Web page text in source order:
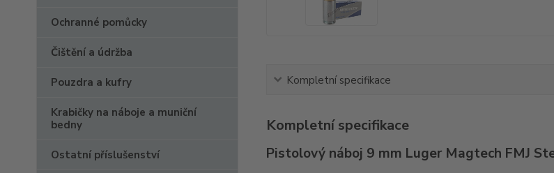
Ochranné pomůcky
Čištění a údržba
Pouzdra a kufry
Krabičky na náboje a muniční
bedny
Ostatní příslušenství
Kompletní specifikace
Kompletní specifikace
Pistolový náboj 9 mm Luger Magtech FMJ